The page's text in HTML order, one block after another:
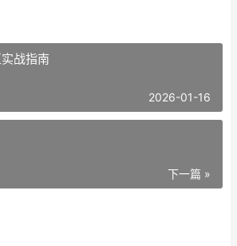
战指南
2026-01-16
下一篇 »